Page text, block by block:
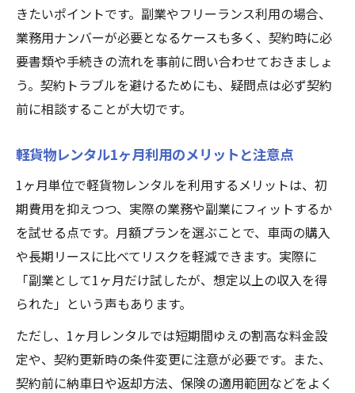
きたいポイントです。副業やフリーランス利用の場合、
業務用ナンバーが必要となるケースも多く、契約時に必
要書類や手続きの流れを事前に問い合わせておきましょ
う。契約トラブルを避けるためにも、疑問点は必ず契約
前に相談することが大切です。
軽貨物レンタル1ヶ月利用のメリットと注意点
1ヶ月単位で軽貨物レンタルを利用するメリットは、初
期費用を抑えつつ、実際の業務や副業にフィットするか
を試せる点です。月額プランを選ぶことで、車両の購入
や長期リースに比べてリスクを軽減できます。実際に
「副業として1ヶ月だけ試したが、想定以上の収入を得
られた」という声もあります。
ただし、1ヶ月レンタルでは短期間ゆえの割高な料金設
定や、契約更新時の条件変更に注意が必要です。また、
契約前に納車日や返却方法、保険の適用範囲などをよく